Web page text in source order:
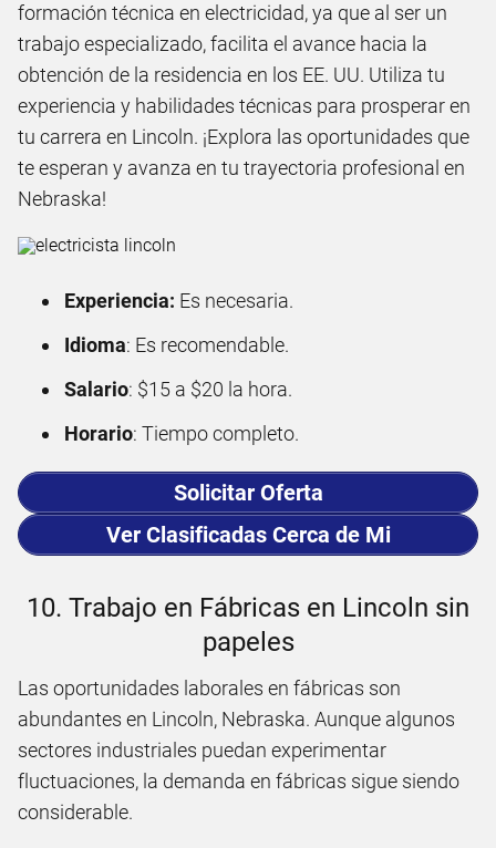
formación técnica en electricidad, ya que al ser un
trabajo especializado, facilita el avance hacia la
obtención de la residencia en los EE. UU. Utiliza tu
experiencia y habilidades técnicas para prosperar en
tu carrera en Lincoln. ¡Explora las oportunidades que
te esperan y avanza en tu trayectoria profesional en
Nebraska!
Experiencia: Es necesaria.
Idioma: Es recomendable.
Salario: $15 a $20 la hora.
Horario: Tiempo completo.
Solicitar Oferta
Ver Clasificadas Cerca de Mi
10. Trabajo en Fábricas en Lincoln sin
papeles
Las oportunidades laborales en fábricas son
abundantes en Lincoln, Nebraska. Aunque algunos
sectores industriales puedan experimentar
fluctuaciones, la demanda en fábricas sigue siendo
considerable.